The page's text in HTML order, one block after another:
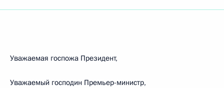
Уважаемая госпожа Президент,
Уважаемый господин Премьер-министр,